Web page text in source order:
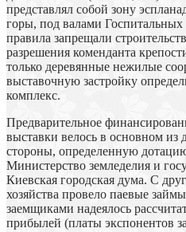
представлял собой зону
горы, под валами
правила запрещали
разрешения коменданта
только деревянные нежилые
выставочную застройку
комплекс.
Предварительное
выставки велось в основном из
стороны, определенную
Министерство земледелия и
Киевская городская дума. С
хозяйства провело паевые
заемщиками надеялось
прибылей (платы экспонентов